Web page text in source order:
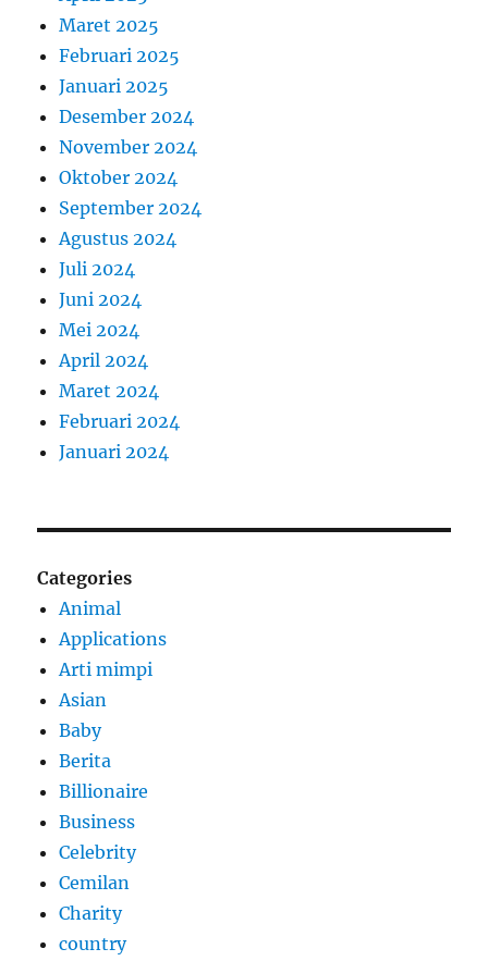
Maret 2025
Februari 2025
Januari 2025
Desember 2024
November 2024
Oktober 2024
September 2024
Agustus 2024
Juli 2024
Juni 2024
Mei 2024
April 2024
Maret 2024
Februari 2024
Januari 2024
Categories
Animal
Applications
Arti mimpi
Asian
Baby
Berita
Billionaire
Business
Celebrity
Cemilan
Charity
country